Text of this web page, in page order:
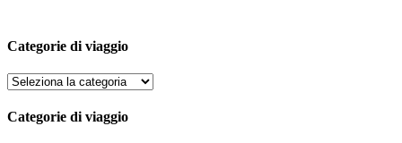
Categorie di viaggio
Categorie di viaggio